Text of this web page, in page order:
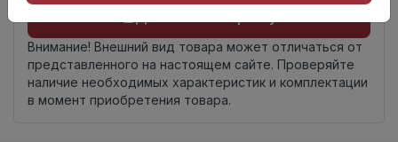
Внимание! Внешний вид товара может отличаться от
представленного на настоящем сайте. Проверяйте
наличие необходимых характеристик и комплектации
в момент приобретения товара.